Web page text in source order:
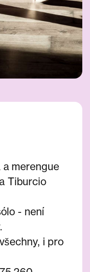
merengue
Tiburcio
- není
i pro